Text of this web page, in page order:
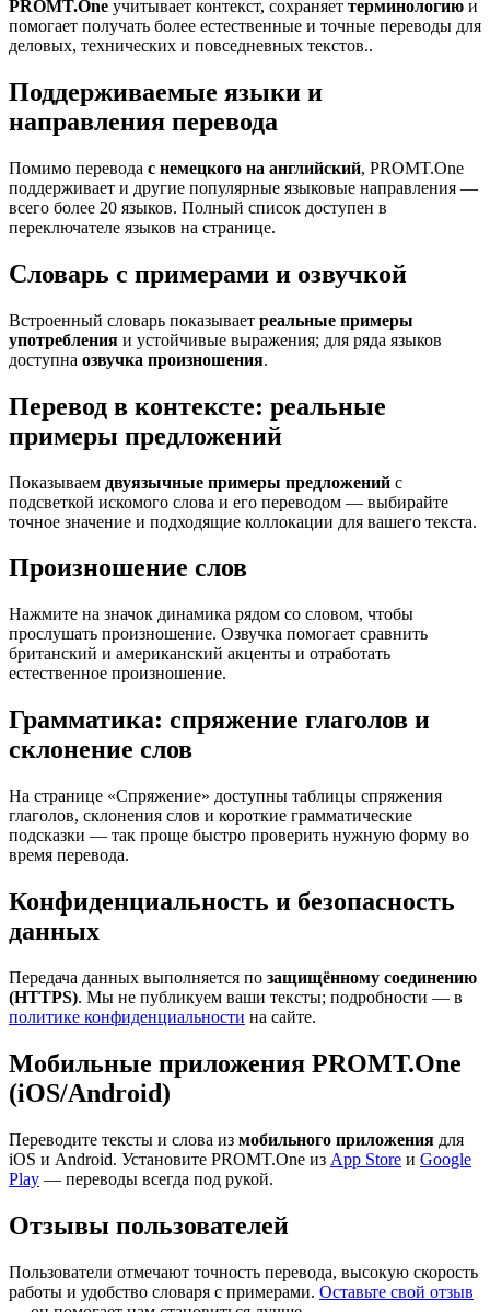
PROMT.One учитывает контекст, сохраняет терминологию и
помогает получать более естественные и точные переводы для
деловых, технических и повседневных текстов..
Поддерживаемые языки и
направления перевода
Помимо перевода с немецкого на английский, PROMT.One
поддерживает и другие популярные языковые направления —
всего более 20 языков. Полный список доступен в
переключателе языков на странице.
Словарь с примерами и озвучкой
Встроенный словарь показывает реальные примеры
употребления и устойчивые выражения; для ряда языков
доступна озвучка произношения.
Перевод в контексте: реальные
примеры предложений
Показываем двуязычные примеры предложений с
подсветкой искомого слова и его переводом — выбирайте
точное значение и подходящие коллокации для вашего текста.
Произношение слов
Нажмите на значок динамика рядом со словом, чтобы
прослушать произношение. Озвучка помогает сравнить
британский и американский акценты и отработать
естественное произношение.
Грамматика: спряжение глаголов и
склонение слов
На странице «Спряжение» доступны таблицы спряжения
глаголов, склонения слов и короткие грамматические
подсказки — так проще быстро проверить нужную форму во
время перевода.
Конфиденциальность и безопасность
данных
Передача данных выполняется по защищённому соединению
(HTTPS). Мы не публикуем ваши тексты; подробности — в
политике конфиденциальности на сайте.
Мобильные приложения PROMT.One
(iOS/Android)
Переводите тексты и слова из мобильного приложения для
iOS и Android. Установите PROMT.One из App Store и Google
Play — переводы всегда под рукой.
Отзывы пользователей
Пользователи отмечают точность перевода, высокую скорость
работы и удобство словаря с примерами. Оставьте свой отзыв